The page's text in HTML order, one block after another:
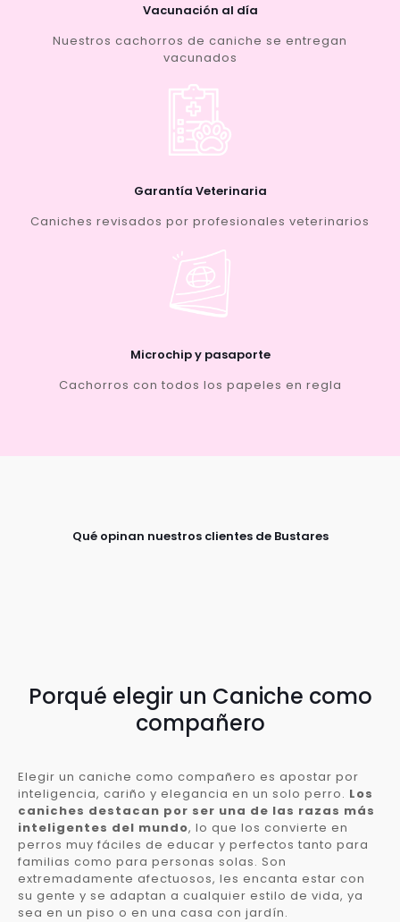
Vacunación al día
Nuestros cachorros de caniche se entregan
vacunados
Garantía Veterinaria
Caniches revisados por profesionales veterinarios
Microchip y pasaporte
Cachorros con todos los papeles en regla
Qué opinan nuestros clientes de Bustares
Porqué elegir un Caniche como
compañero
Elegir un caniche como compañero es apostar por
inteligencia, cariño y elegancia en un solo perro. Los
caniches destacan por ser una de las razas más
inteligentes del mundo, lo que los convierte en
perros muy fáciles de educar y perfectos tanto para
familias como para personas solas. Son
extremadamente afectuosos, les encanta estar con
su gente y se adaptan a cualquier estilo de vida, ya
sea en un piso o en una casa con jardín.